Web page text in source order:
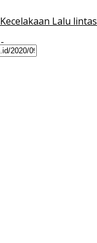
Kecelakaan Lalu lintas